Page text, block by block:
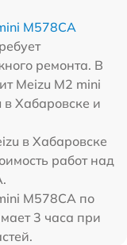
M578CA
ремонта. В
Meizu M2 mini
Хабаровске и
в Хабаровске
работ над
M578CA по
3 часа при